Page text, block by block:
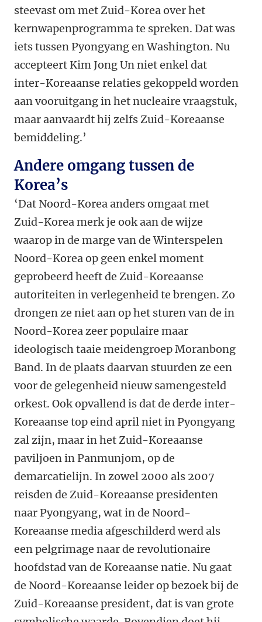
steevast om met Zuid-Korea over het
kernwapenprogramma te spreken. Dat was
iets tussen Pyongyang en Washington. Nu
accepteert Kim Jong Un niet enkel dat
inter-Koreaanse relaties gekoppeld worden
aan vooruitgang in het nucleaire vraagstuk,
maar aanvaardt hij zelfs Zuid-Koreaanse
bemiddeling.’
Andere omgang tussen de
Korea’s
‘Dat Noord-Korea anders omgaat met
Zuid-Korea merk je ook aan de wijze
waarop in de marge van de Winterspelen
Noord-Korea op geen enkel moment
geprobeerd heeft de Zuid-Koreaanse
autoriteiten in verlegenheid te brengen. Zo
drongen ze niet aan op het sturen van de in
Noord-Korea zeer populaire maar
ideologisch taaie meidengroep Moranbong
Band. In de plaats daarvan stuurden ze een
voor de gelegenheid nieuw samengesteld
orkest. Ook opvallend is dat de derde inter-
Koreaanse top eind april niet in Pyongyang
zal zijn, maar in het Zuid-Koreaanse
paviljoen in Panmunjom, op de
demarcatielijn. In zowel 2000 als 2007
reisden de Zuid-Koreaanse presidenten
naar Pyongyang, wat in de Noord-
Koreaanse media afgeschilderd werd als
een pelgrimage naar de revolutionaire
hoofdstad van de Koreaanse natie. Nu gaat
de Noord-Koreaanse leider op bezoek bij de
Zuid-Koreaanse president, dat is van grote